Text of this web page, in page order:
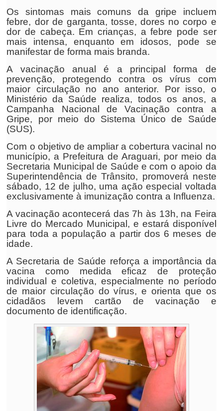
Os sintomas mais comuns da gripe incluem
febre, dor de garganta, tosse, dores no corpo e
dor de cabeça. Em crianças, a febre pode ser
mais intensa, enquanto em idosos, pode se
manifestar de forma mais branda.
A vacinação anual é a principal forma de
prevenção, protegendo contra os vírus com
maior circulação no ano anterior. Por isso, o
Ministério da Saúde realiza, todos os anos, a
Campanha Nacional de Vacinação contra a
Gripe, por meio do Sistema Único de Saúde
(SUS).
Com o objetivo de ampliar a cobertura vacinal no
município, a Prefeitura de Araguari, por meio da
Secretaria Municipal de Saúde e com o apoio da
Superintendência de Trânsito, promoverá neste
sábado, 12 de julho, uma ação especial voltada
exclusivamente à imunização contra a Influenza.
A vacinação acontecerá das 7h às 13h, na Feira
Livre do Mercado Municipal, e estará disponível
para toda a população a partir dos 6 meses de
idade.
A Secretaria de Saúde reforça a importância da
vacina como medida eficaz de proteção
individual e coletiva, especialmente no período
de maior circulação do vírus, e orienta que os
cidadãos levem cartão de vacinação e
documento de identificação.